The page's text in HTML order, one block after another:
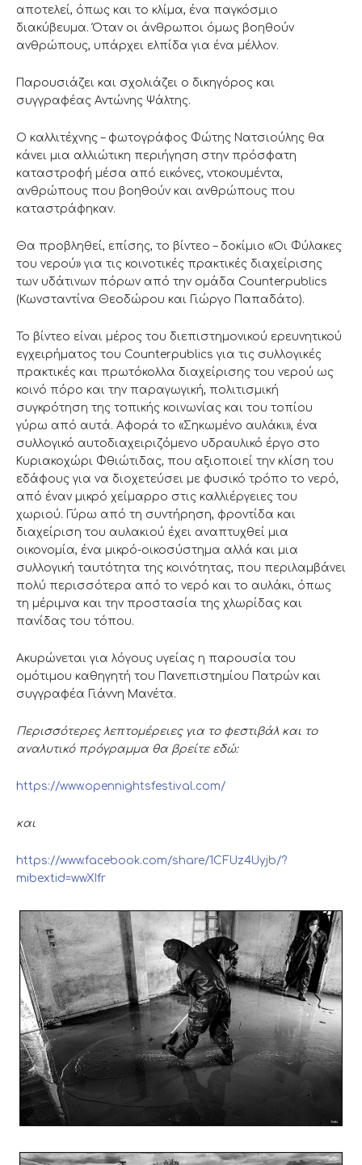
αποτελεί, όπως και το κλίμα, ένα παγκόσμιο
διακύβευμα. Όταν οι άνθρωποι όμως βοηθούν
ανθρώπους, υπάρχει ελπίδα για ένα μέλλον.
Παρουσιάζει και σχολιάζει ο δικηγόρος και
συγγραφέας Αντώνης Ψάλτης.
Ο καλλιτέχνης – φωτογράφος Φώτης Νατσιούλης θα
κάνει μια αλλιώτικη περιήγηση στην πρόσφατη
καταστροφή μέσα από εικόνες, ντοκουμέντα,
ανθρώπους που βοηθούν και ανθρώπους που
καταστράφηκαν.
Θα προβληθεί, επίσης, το βίντεο – δοκίμιο «Οι Φύλακες
του νερού» για τις κοινοτικές πρακτικές διαχείρισης
των υδάτινων πόρων από την ομάδα Counterpublics
(Κωνσταντίνα Θεοδώρου και Γιώργο Παπαδάτο).
Το βίντεο είναι μέρος του διεπιστημονικού ερευνητικού
εγχειρήματος του Counterpublics για τις συλλογικές
πρακτικές και πρωτόκολλα διαχείρισης του νερού ως
κοινό πόρο και την παραγωγική, πολιτισμική
συγκρότηση της τοπικής κοινωνίας και του τοπίου
γύρω από αυτά. Αφορά το «Σηκωμένο αυλάκι», ένα
συλλογικό αυτοδιαχειριζόμενο υδραυλικό έργο στο
Κυριακοχώρι Φθιώτιδας, που αξιοποιεί την κλίση του
εδάφους για να διοχετεύσει με φυσικό τρόπο το νερό,
από έναν μικρό χείμαρρο στις καλλιέργειες του
χωριού. Γύρω από τη συντήρηση, φροντίδα και
διαχείριση του αυλακιού έχει αναπτυχθεί μια
οικονομία, ένα μικρό-οικοσύστημα αλλά και μια
συλλογική ταυτότητα της κοινότητας, που περιλαμβάνει
πολύ περισσότερα από το νερό και το αυλάκι, όπως
τη μέριμνα και την προστασία της χλωρίδας και
πανίδας του τόπου.
Ακυρώνεται για λόγους υγείας η παρουσία του
ομότιμου καθηγητή του Πανεπιστημίου Πατρών και
συγγραφέα Γιάννη Μανέτα.
Περισσότερες λεπτομέρειες για το φεστιβάλ και το
αναλυτικό πρόγραμμα θα βρείτε εδώ:
https://www.opennightsfestival.com/
και
https://www.facebook.com/share/1CFUz4Uyjb/?
mibextid=wwXIfr